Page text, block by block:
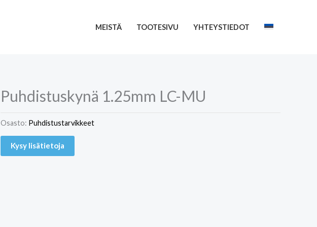
MEISTÄ TOOTESIVU YHTEYSTIEDOT
Puhdistuskynä 1.25mm LC-MU
Osasto: Puhdistustarvikkeet
Kysy lisätietoja